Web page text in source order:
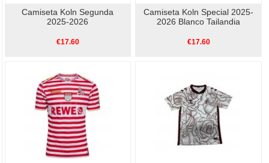
Camiseta Koln Segunda
2025-2026
€17.60
Camiseta Koln Special 2025-
2026 Blanco Tailandia
€17.60